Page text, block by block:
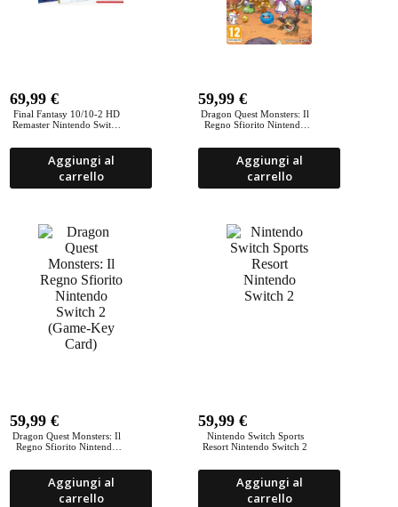
Final Fantasy 10/10-2 HD
Remaster Nintendo Switch
69,99€
Aggiungi al
carrello
Dragon Quest Monsters: Il
Regno Sfiorito Nintendo
59,99€
Aggiungi al
carrello
Dragon Quest Monsters: Il
Regno Sfiorito Nintendo
59,99€
Aggiungi al
carrello
Nintendo Switch Sports
Resort Nintendo Switch 2
59,99€
Aggiungi al
carrello